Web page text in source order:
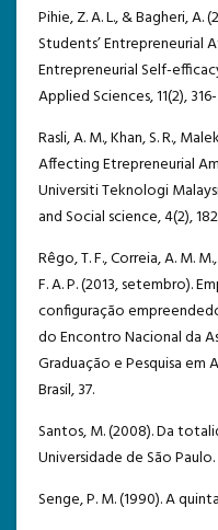
Pihie, Z. A. L., & Bagheri, A.
Students’
Entrepreneurial Self-
Applied Sciences, 11(2),
Rasli, A. M., Khan, S. R.,
Affecting Etrepreneurial
Universiti Teknologi
and Social science, 4(2),
Rêgo, T. F., Correia, A. M.
F. A. P. (2013, setembro).
configuração
do Encontro Nacional da
Graduação e Pesquisa em
Brasil, 37.
Santos, M. (2008). Da
Universidade de São Paulo.
Senge, P. M. (1990). A